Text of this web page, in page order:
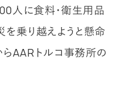
人に食料・衛生用品
を乗り越えようと懸命
AARトルコ事務所の